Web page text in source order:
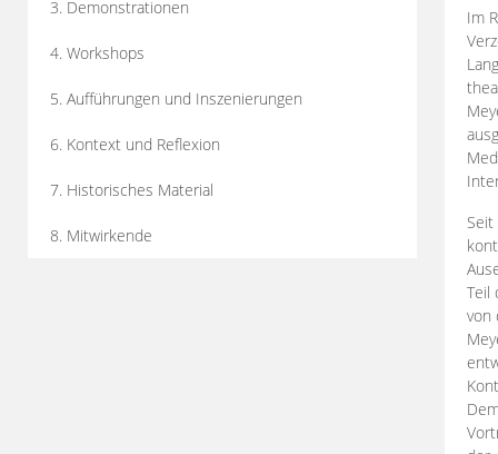
3. Demonstrationen
4. Workshops
5. Aufführungen und Inszenierungen
6. Kontext und Reflexion
7. Historisches Material
8. Mitwirkende
Im
Teil
von